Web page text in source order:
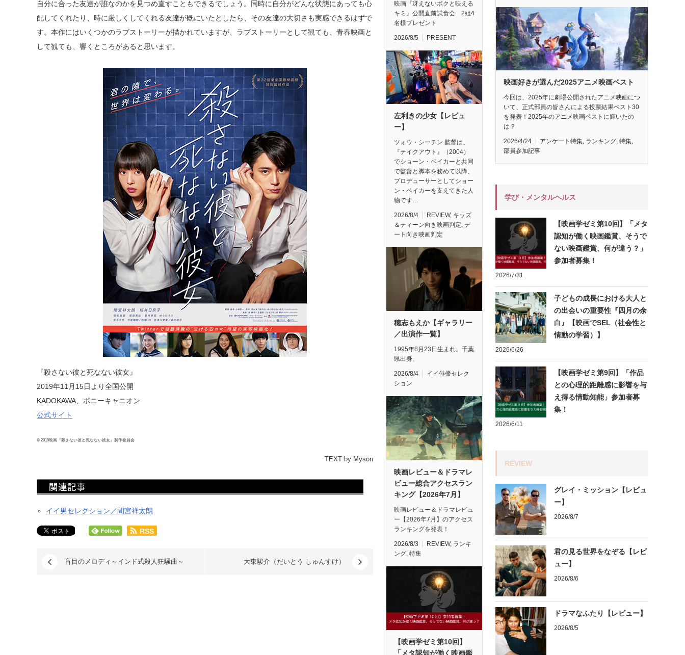
自分に合った友達が誰なのかを見つめ直すこともできるでしょう。同時に自分がどんな状態にあっても心
配してくれたり、時に厳しくしてくれる友達が既にいたとしたら、その友達の大切さも実感できるはずで
す。本作にはいくつかのラブストーリーが描かれていますが、ラブストーリーとして観ても、青春映画と
して観ても、響くところがあると思います。
『殺さない彼と死なない彼女』
2019年11月15日より全国公開
KADOKAWA、ポニーキャニオン
公式サイト
© 2019映画『殺さない彼と死なない彼女』製作委員会
TEXT by Myson
イイ男セレクション／間宮祥太朗
RSS
盲目のメロディ～インド式殺人狂騒曲～ 大東駿介（だいとう しゅんすけ）
映画『冴えないボクと映える
キミ』公開直前試食会 2組4
名様プレゼント
2026/8/5 PRESENT
左利きの少女【レビュ
ー】
ツォウ・シーチン 監督は、
『テイクアウト』（2004）
でショーン・ベイカーと共同
で監督と脚本を務めて以降、
プロデューサーとしてショー
ン・ベイカーを支えてきた人
物です…
2026/8/4 REVIEW, キッズ
＆ティーン向き映画判定, デ
ート向き映画判定
穂志もえか【ギャラリー
／出演作一覧】
1995年8月23日生まれ。千葉
県出身。
2026/8/4
イイ俳優セレク
ション
映画レビュー＆ドラマレ
ビュー総合アクセスラン
キング【2026年7月】
映画レビュー＆ドラマレビュ
ー【2026年7月】のアクセス
ランキングを発表！
2026/8/3 REVIEW, ランキ
ング 特集
【映画学ゼミ第10回】
「メタ認知が働く映画鑑
映画好きが選んだ2025アニメ映画ベスト
今回は、2025年に劇場公開されたアニメ映画につ
いて、正式部員の皆さんによる投票結果ベスト30
を発表！2025年のアニメ映画ベストに輝いたの
は？
2026/4/24 アンケート特集, ランキング, 特集,
部員参加記事
学び・メンタルヘルス
【映画学ゼミ第10回】「メタ
認知が働く映画鑑賞、そうで
ない映画鑑賞、何が違う？」
参加者募集！
2026/7/31
子どもの成長における大人と
の出会いの重要性『四月の余
白』【映画でSEL（社会性と
情動の学習）】
2026/6/26
【映画学ゼミ第9回】「作品
との心理的距離感に影響を与
え得る情動知能」参加者募
集！
2026/6/11
REVIEW
グレイ・ミッション【レビュ
ー】
2026/8/7
君の見る世界をなぞる【レビ
ュー】
2026/8/6
ドラマなふたり【レビュー】
2026/8/5